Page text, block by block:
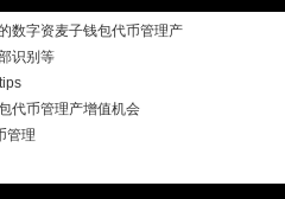
数字资麦子钱包代币管理产
识别等
代币管理产增值机会
管理